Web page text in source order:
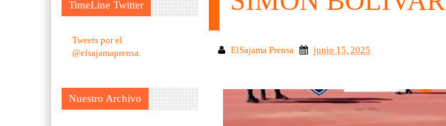
TimeLine Twitter
Tweets por el
@elsajamaprensa.
Nuestro Archivo
ElSajama Prensa junio 15, 2025